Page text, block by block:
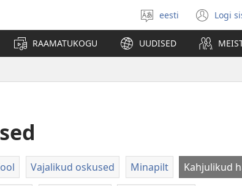
Vali
keel
eesti Logi
uue
RAAMATUKOGU UUDISED
Vajalikud oskused Minapilt Kahjulikud